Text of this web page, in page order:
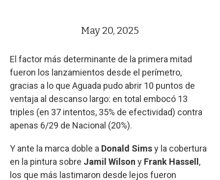
May 20, 2025
El factor más determinante de la primera mitad
fueron los lanzamientos desde el perímetro,
gracias a lo que Aguada pudo abrir 10 puntos de
ventaja al descanso largo: en total embocó 13
triples (en 37 intentos, 35% de efectividad) contra
apenas 6/29 de Nacional (20%).
Y ante la marca doble a Donald Simsy la cobertura
en la pintura sobre Jamil Wilson y Frank Hassell ,
los que más lastimaron desde lejos fueron